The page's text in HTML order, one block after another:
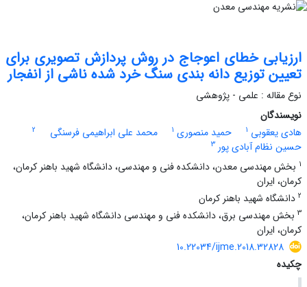
ارزیابی خطای اعوجاج در روش پردازش تصویری برای
تعیین توزیع دانه بندی سنگ خرد شده ناشی از انفجار
نوع مقاله : علمی - پژوهشی
نویسندگان
هادی یعقوبی 1 حمید منصوری 1 محمد علی ابراهیمی فرسنگی 2
حسین نظام آبادی پور 3
1 بخش مهندسی معدن، دانشکده فنی و مهندسی، دانشگاه شهید باهنر کرمان،
کرمان، ایران
2 دانشگاه شهید باهنر کرمان
3 بخش مهندسی برق، دانشکده فنی و مهندسی دانشگاه شهید باهنر کرمان،
کرمان، ایران
10.22034/ijme.2018.32828
چکیده